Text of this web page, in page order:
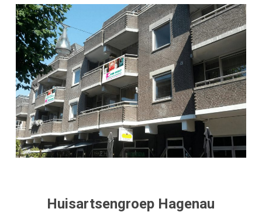
Huisartsengroep Hagenau